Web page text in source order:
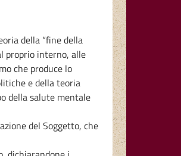
della “fine della
proprio interno, alle
che produce lo
e della teoria
della salute mentale
del Soggetto, che